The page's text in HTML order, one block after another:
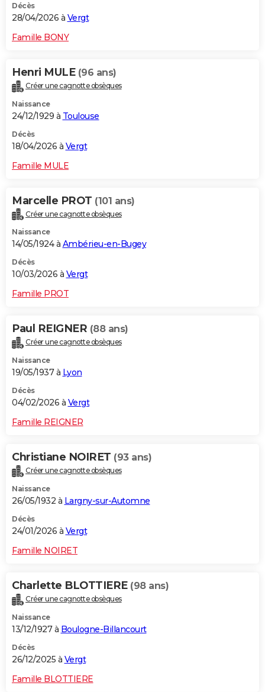
Décès
28/04/2026 à Vergt
Famille BONY
Henri MULE (96 ans)
Créer une cagnotte obsèques
Naissance
24/12/1929 à Toulouse
Décès
18/04/2026 à Vergt
Famille MULE
Marcelle PROT (101 ans)
Créer une cagnotte obsèques
Naissance
14/05/1924 à Ambérieu-en-Bugey
Décès
10/03/2026 à Vergt
Famille PROT
Paul REIGNER (88 ans)
Créer une cagnotte obsèques
Naissance
19/05/1937 à Lyon
Décès
04/02/2026 à Vergt
Famille REIGNER
Christiane NOIRET (93 ans)
Créer une cagnotte obsèques
Naissance
26/05/1932 à Largny-sur-Automne
Décès
24/01/2026 à Vergt
Famille NOIRET
Charlette BLOTTIERE (98 ans)
Créer une cagnotte obsèques
Naissance
13/12/1927 à Boulogne-Billancourt
Décès
26/12/2025 à Vergt
Famille BLOTTIERE